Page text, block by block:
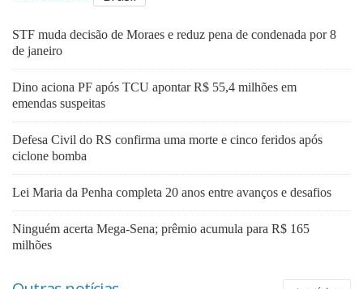
STF muda decisão de Moraes e reduz pena de condenada por 8
de janeiro
Dino aciona PF após TCU apontar R$ 55,4 milhões em
emendas suspeitas
Defesa Civil do RS confirma uma morte e cinco feridos após
ciclone bomba
Lei Maria da Penha completa 20 anos entre avanços e desafios
Ninguém acerta Mega-Sena; prêmio acumula para R$ 165
milhões